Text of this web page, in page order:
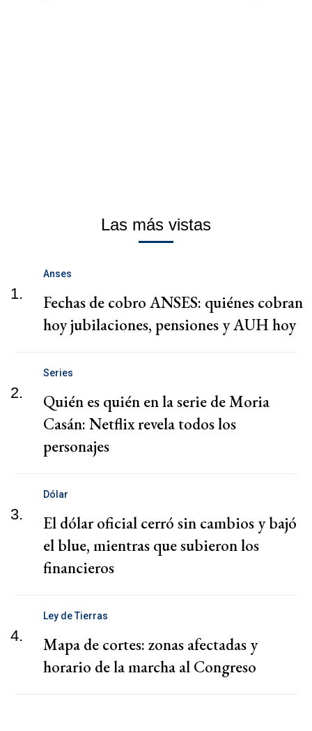
Las más vistas
1.
Anses
Fechas de cobro ANSES: quiénes cobran
hoy jubilaciones, pensiones y AUH hoy
2.
Series
Quién es quién en la serie de Moria
Casán: Netflix revela todos los
personajes
3.
Dólar
El dólar oficial cerró sin cambios y bajó
el blue, mientras que subieron los
financieros
4.
Ley de Tierras
Mapa de cortes: zonas afectadas y
horario de la marcha al Congreso